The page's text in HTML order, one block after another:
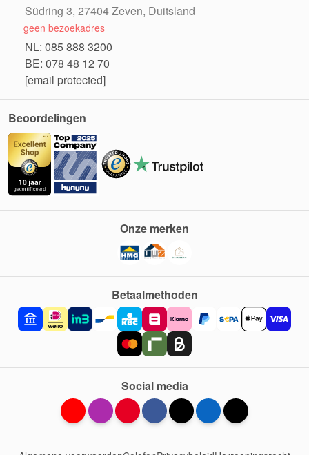
Südring 3, 27404 Zeven, Duitsland
geen bezoekadres
NL: 085 888 3200
BE: 078 48 12 70
[email protected]
Beoordelingen
Betaalmethoden
Onze merken
Social media